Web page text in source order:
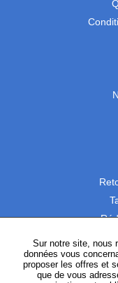
Sur notre site, nous
données vous
proposer les offres et
que de vous